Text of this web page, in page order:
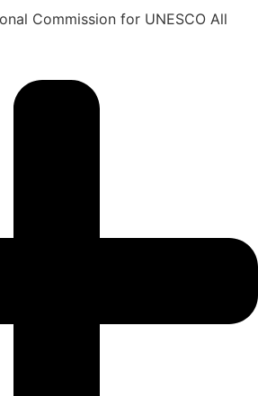
Commission for UNESCO All